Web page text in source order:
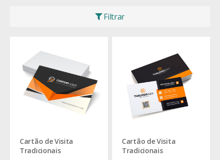
Filtrar
Cartão de Visita
Tradicionais
Cartão de Visita
Tradicionais